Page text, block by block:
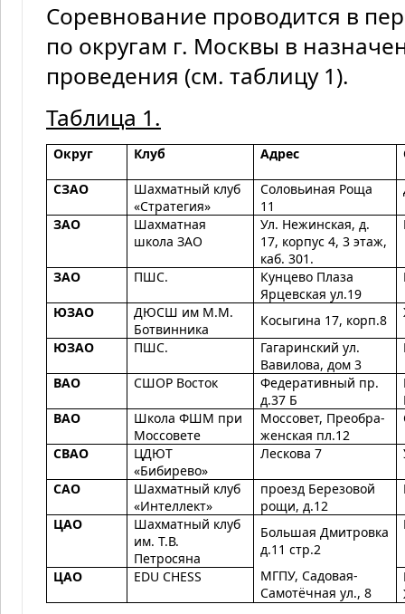
Соревнование проводится в
по округам г. Москвы в
проведения (см. таблицу 1).
Таблица 1.
Округ Клуб Адрес
СЗАО
Шахматный клуб
«Стратегия»
Соловьиная Роща
11
ЗАО
Шахматная
школа ЗАО
Ул. Нежинская, д.
17, корпус 4, 3 этаж,
каб. 301.
ЗАО ПШС.
Кунцево Плаза
Ярцевская ул.19
ЮЗАО
ДЮСШ им М.М.
Ботвинника
Косыгина 17, корп.8
ЮЗАО ПШС.
Гагаринский ул.
Вавилова, дом 3
ВАО СШОР Восток
Федеративный пр.
д.37 Б
ВАО
Школа ФШМ при
Моссовете
Моссовет, Преобра-
женская пл.12
СВАО
ЦДЮТ
«Бибирево»
Лескова 7
САО
Шахматный клуб
«Интеллект»
проезд Березовой
рощи, д.12
ЦАО
Шахматный клуб
им. Т.В.
Петросяна
Большая Дмитровка
д.11 стр.2
ЦАО EDU CHESS
МГПУ, Садовая-
Самотёчная ул., 8